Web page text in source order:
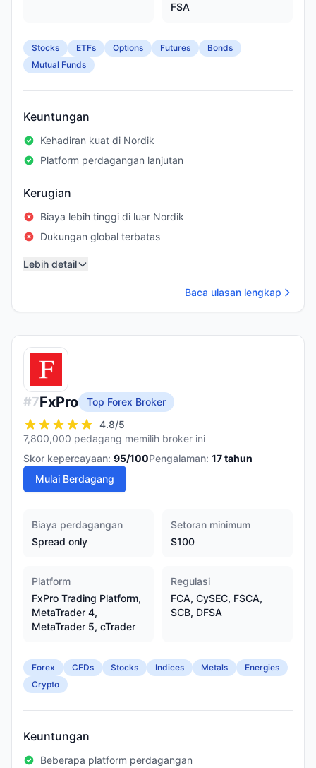
FSA
Stocks ETFs Options Futures
Bonds
Mutual Funds
Keuntungan
Kehadiran kuat di Nordik
Platform perdagangan lanjutan
Kerugian
Biaya lebih tinggi di luar Nordik
Dukungan global terbatas
Lebih detail
Baca ulasan lengkap
#7FxPro
Top Forex Broker
4.8/5
7,800,000 pedagang memilih broker ini
Skor kepercayaan: 95/100Pengalaman: 17tahun
Mulai Berdagang
Biaya perdagangan
Spread only
Setoran minimum
$100
Platform
FxPro Trading Platform,
MetaTrader 4,
MetaTrader 5, cTrader
Regulasi
FCA, CySEC, FSCA,
SCB, DFSA
Forex CFDs Stocks Indices Metals
Energies
Crypto
Keuntungan
Beberapa platform perdagangan